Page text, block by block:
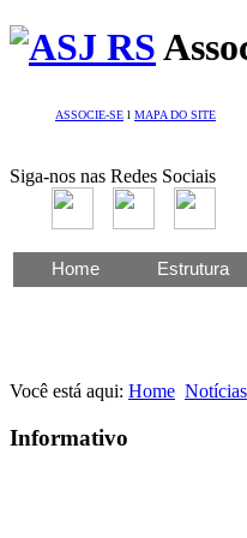
ASSOCIE-SE l MAPA DO SITE
Siga-nos nas Redes Sociais
Home Estrutura
Você está aqui: Home
Informativo